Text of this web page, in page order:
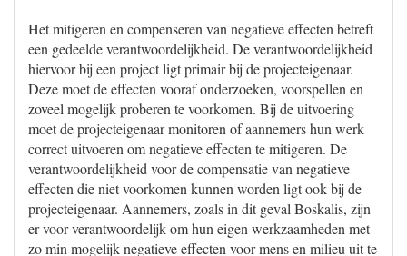
Het mitigeren en compenseren van negatieve effecten betreft
een gedeelde verantwoordelijkheid. De verantwoordelijkheid
hiervoor bij een project ligt primair bij de projecteigenaar.
Deze moet de effecten vooraf onderzoeken, voorspellen en
zoveel mogelijk proberen te voorkomen. Bij de uitvoering
moet de projecteigenaar monitoren of aannemers hun werk
correct uitvoeren om negatieve effecten te mitigeren. De
verantwoordelijkheid voor de compensatie van negatieve
effecten die niet voorkomen kunnen worden ligt ook bij de
projecteigenaar. Aannemers, zoals in dit geval Boskalis, zijn
er voor verantwoordelijk om hun eigen werkzaamheden met
zo min mogelijk negatieve effecten voor mens en milieu uit te